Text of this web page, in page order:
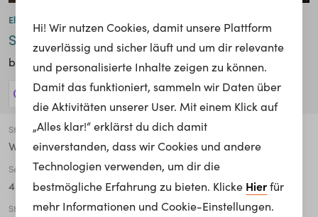
Elisabeth Wirth
Studierende Immobilienmanagement
bei FHWien der WKW
512 Jobs anzeigen!
Stadt
Wien
Semester
4
Studiengang
Hi! Wir nutzen Cookies, damit unsere Plattform
zuverlässig und sicher läuft und um dir relevante
und personalisierte Inhalte zeigen zu können.
Damit das funktioniert, sammeln wir Daten über
die Aktivitäten unserer User. Mit einem Klick auf
„Alles klar!“ erklärst du dich damit
einverstanden, dass wir Cookies und andere
Technologien verwenden, um dir die
bestmögliche Erfahrung zu bieten. Klicke Hierfür
mehr Informationen und Cookie-Einstellungen.